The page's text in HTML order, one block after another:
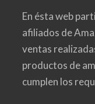
En ésta web
afiliados de
ventas
productos de
cumplen los